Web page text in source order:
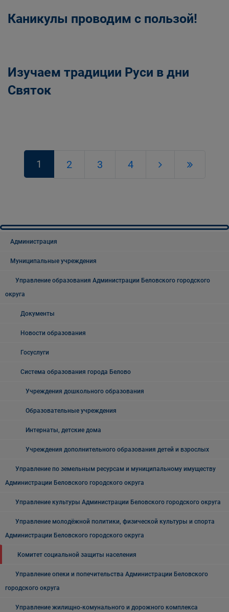
Каникулы проводим с пользой!
Изучаем традиции Руси в дни
Святок
1 2 3 4
Администрация
Муниципальные учреждения
Управление образования Администрации Беловского городского
округа
Документы
Новости образования
Госуслуги
Система образования города Белово
Учреждения дошкольного образования
Образовательные учреждения
Интернаты, детские дома
Учреждения дополнительного образования детей и взрослых
Управление по земельным ресурсам и муниципальному имуществу
Администрации Беловского городского округа
Управление культуры Администрации Беловского городского округа
Управление молодёжной политики, физической культуры и спорта
Администрации Беловского городского округа
Комитет социальной защиты населения
Управление опеки и попечительства Администрации Беловского
городского округа
Управление жилищно-комунального и дорожного комплекса